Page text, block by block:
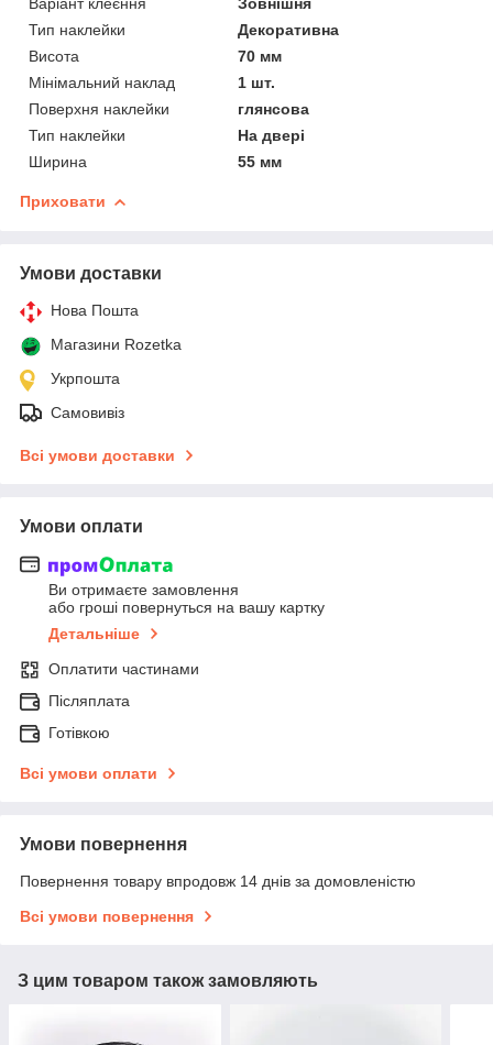
Тип наклейки
Декоративна
Висота
70 мм
Мінімальний наклад
1 шт.
Поверхня наклейки
глянсова
Тип наклейки
На двері
Ширина
55 мм
Приховати
Умови доставки
Нова Пошта
Магазини Rozetka
Укрпошта
Самовивіз
Всі умови доставки
Умови оплати
Ви отримаєте замовлення
або гроші повернуться на вашу картку
Детальніше
Оплатити частинами
Післяплата
Готівкою
Всі умови оплати
Умови повернення
Повернення товару впродовж 14 днів за домовленістю
Всі умови повернення
З цим товаром також замовляють